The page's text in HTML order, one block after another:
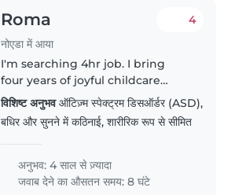
Roma
नोएडा में आया
4
I'm searching 4hr job. I bring
four years of joyful childcare
experience across all ages, with a
special knack for nurturing
children with unique needs like
विशिष्ट अनुभवऑटिज़्म स्पेक्ट्रम डिसऑर्डर (ASD),
बधिर और सुनने में कठिनाई, शारीरिक रूप से सीमित
अनुभव: 4 साल से ज़्यादा
जवाब देने का औसतन समय: 8 घंटे